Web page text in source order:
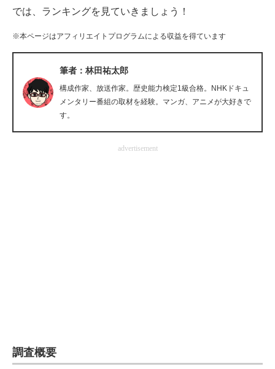
経営リーダーのコミュニティ
マーケ×ITの今がよく分かる
企業向けIT製品の総合サイト
ちょっと気になるネットの話題
では、ランキングを見ていきましょう！
※本ページはアフィリエイトプログラムによる収益を得ています
筆者：林田祐太郎
構成作家、放送作家。歴史能力検定1級合格。NHKドキュ
メンタリー番組の取材を経験。マンガ、アニメが大好きで
す。
advertisement
調査概要